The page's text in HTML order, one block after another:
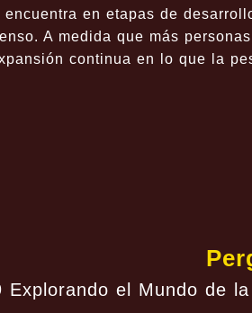
en etapas de
A medida que más
continua en lo que la
Explorando el Mundo de